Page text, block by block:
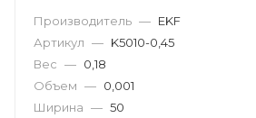
Производитель — EKF
Артикул — K5010-0,45
Вес — 0,18
Объем — 0,001
Ширина — 50